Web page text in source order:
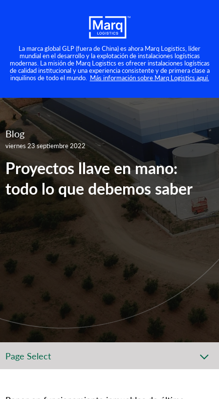
La marca global GLP (fuera de China) es ahora Marq Logistics, líder
mundial en el desarrollo y la explotación de instalaciones logísticas
modernas. La misión de Marq Logistics es ofrecer instalaciones logísticas
de calidad institucional y una experiencia consistente y de primera clase a
inquilinos de todo el mundo. Más información sobre Marq Logistics aquí.
Blog
viernes 23 septiembre 2022
Proyectos llave en mano:
todo lo que debemos saber
Page Select